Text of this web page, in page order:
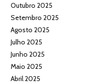
Outubro 2025
Setembro 2025
Agosto 2025
Julho 2025
Junho 2025
Maio 2025
Abril 2025